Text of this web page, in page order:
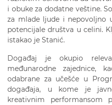
i obuke za dodatne veštine.
za mlade ljude i nepovoljno
potencijale društva u celini.
istakao je Stanić.
Događaj je okupio
međunarodne zajednice,
odabrane za učešće u
događaja, u kome je
kreativnim performansom